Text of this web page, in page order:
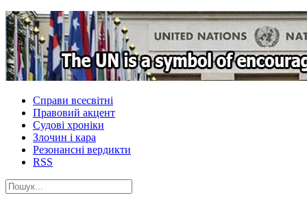
Справи всесвітні
Правовий акцент
Судові хроніки
Злочин і кара
Резонансні вердикти
RSS